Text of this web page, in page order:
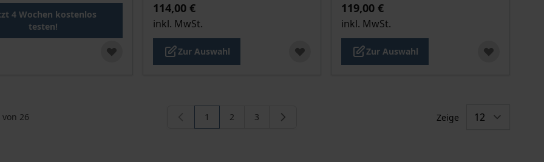
4 Wochen kostenlos
testen!
114,00 €
inkl. MwSt.
Zur Auswahl
119,00 €
inkl. MwSt.
Zur Auswahl
von 26 Sie lesen gerade die Seite
1 Seite
2 Seite
3 Zeige